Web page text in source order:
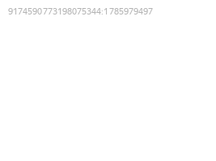
9174590773198075344:1785979497